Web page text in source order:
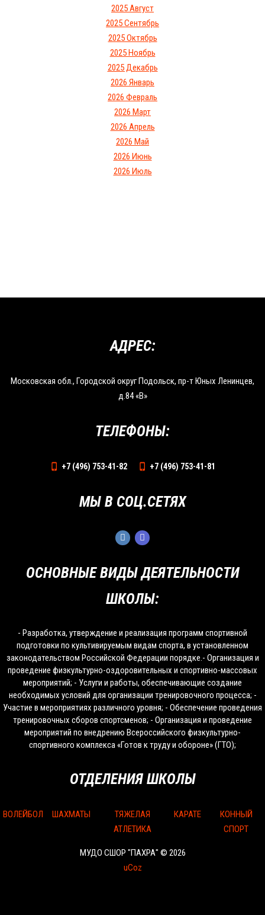
2025 Август
2025 Сентябрь
2025 Октябрь
2025 Ноябрь
2025 Декабрь
2026 Январь
2026 Февраль
2026 Март
2026 Апрель
2026 Май
2026 Июнь
2026 Июль
ОСНОВНЫЕ ВИДЫ ДЕЯТЕЛЬНОСТИ
ШКОЛЫ:
- Разработка, утверждение и реализация программ спортивной
подготовки по культивируемым видам спорта, в установленном
законодательством Российской Федерации порядке.- Организация и
проведение физкультурно-оздоровительных и спортивно-массовых
мероприятий; - Услуги и работы, обеспечивающие создание
необходимых условий для организации тренировочного процесса; -
Участие в мероприятиях различного уровня; - Обеспечение проведения
тренировочных сборов спортсменов; - Организация и проведение
мероприятий по внедрению Всероссийского физкультурно-
спортивного комплекса «Готов к труду и обороне» (ГТО);
ОТДЕЛЕНИЯ ШКОЛЫ
ВОЛЕЙБОЛ ШАХМАТЫ
ТЯЖЕЛАЯ
АТЛЕТИКА
КАРАТЕ
КОННЫЙ
СПОРТ
МУДО СШОР "ПАХРА" © 2026
uCoz
АДРЕС:
Московская обл., Городской округ Подольск, пр-т Юных Ленинцев,
д.84 «В»
ТЕЛЕФОНЫ:
+7 (496) 753-41-82 +7 (496) 753-41-81
МЫ В СОЦ.СЕТЯХ